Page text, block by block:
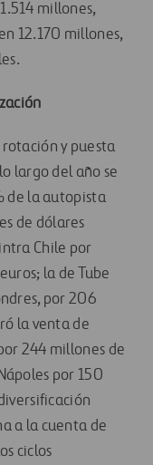
millones,
12.170 millones,
y puesta
largo del año se
de la autopista
de dólares
Chile por
la de Tube
por 206
la venta de
244 millones de
por 150
a la cuenta de
ciclos